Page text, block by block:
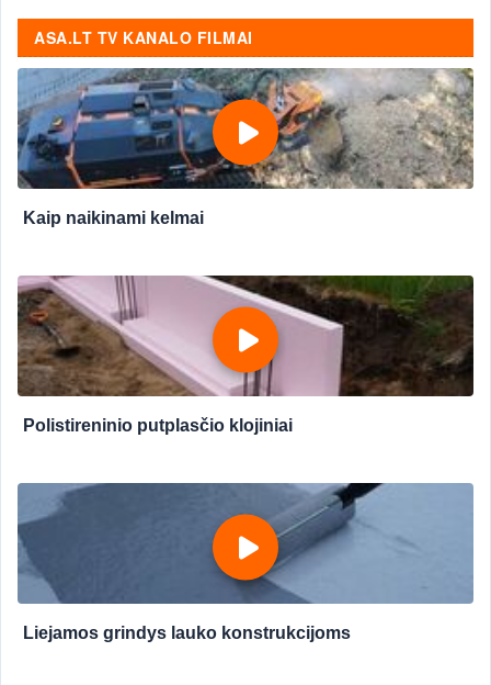
ASA.LT TV KANALO FILMAI
Kaip naikinami kelmai
Polistireninio putplasčio klojiniai
Liejamos grindys lauko konstrukcijoms